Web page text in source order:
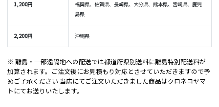
1,200円
福岡県、佐賀県、長崎県、大分県、熊本県、宮崎県、鹿児
島県
2,200円 沖縄県
※ 離島・一部遠隔地への配送では都道府県別送料に離島特別配送料が
加算されます。ご注文後にお見積もり対応とさせていただきますので予
めご了承ください 当店にてご注文いただきました商品はクロネコヤマ
トにてお送りいたします。